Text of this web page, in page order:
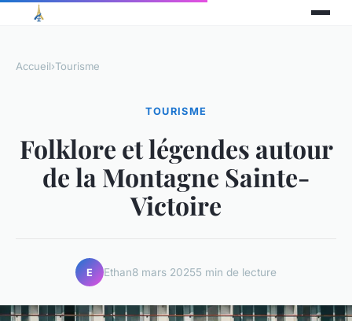
Accueil›Tourisme
TOURISME
Folklore et légendes autour
de la Montagne Sainte-
Victoire
E Ethan8 mars 20255 min de lecture